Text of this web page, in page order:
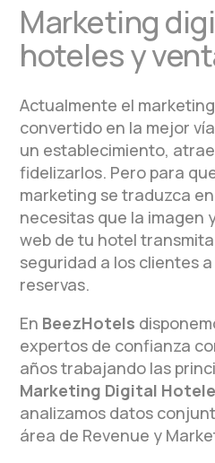
Marketing
hoteles y
Actualmente el
convertido en la mejor
un establecimiento,
fidelizarlos. Pero para
marketing se traduzca
necesitas que la imagen
web de tu hotel
seguridad a los clientes
reservas.
En BeezHotels
expertos de confianza
años trabajando las
Marketing Digital
analizamos datos
área de Revenue y